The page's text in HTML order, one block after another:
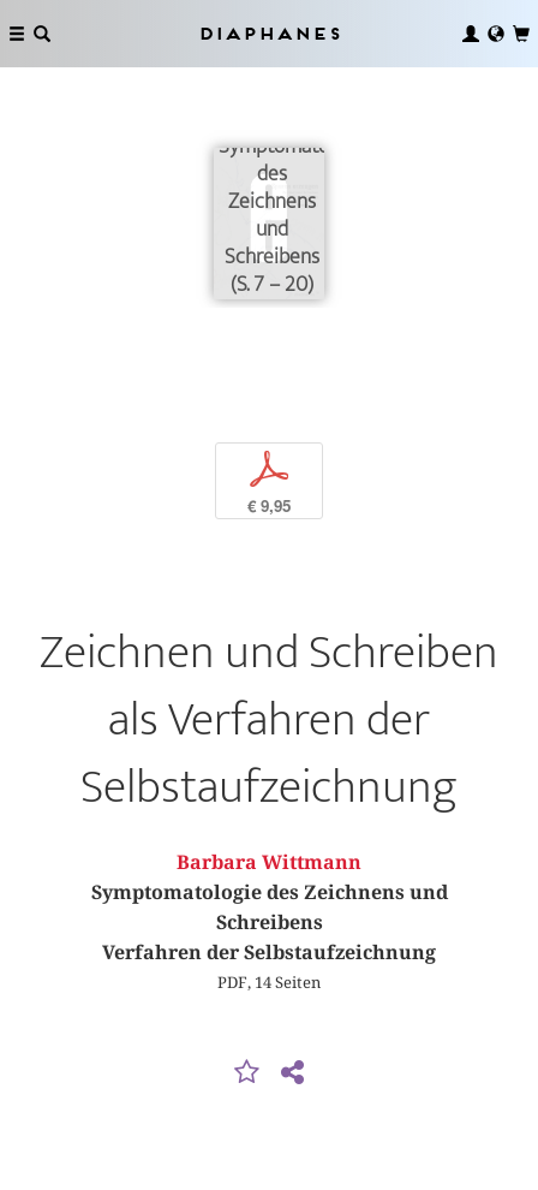
Diaphanes
Symptomatologie
des
Zeichnens
und
Schreibens
(S. 7 – 20)
p
€ 9,95
Zeichnen und Schreiben
als Verfahren der
Selbstaufzeichnung
Barbara Wittmann
Symptomatologie des Zeichnens und
Schreibens
Verfahren der Selbstaufzeichnung
PDF, 14 Seiten